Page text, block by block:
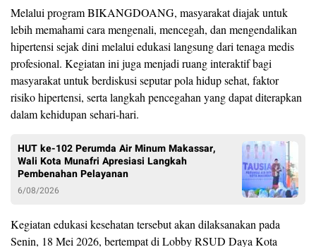
Melalui program BIKANGDOANG, masyarakat diajak untuk
lebih memahami cara mengenali, mencegah, dan mengendalikan
hipertensi sejak dini melalui edukasi langsung dari tenaga medis
profesional. Kegiatan ini juga menjadi ruang interaktif bagi
masyarakat untuk berdiskusi seputar pola hidup sehat, faktor
risiko hipertensi, serta langkah pencegahan yang dapat diterapkan
dalam kehidupan sehari-hari.
HUT ke-102 Perumda Air Minum Makassar,
Wali Kota Munafri Apresiasi Langkah
Pembenahan Pelayanan
6/08/2026
Kegiatan edukasi kesehatan tersebut akan dilaksanakan pada
Senin, 18 Mei 2026, bertempat di Lobby RSUD Daya Kota